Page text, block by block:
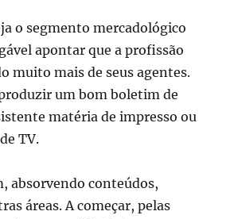
o segmento mercadológico
apontar que a profissão
muito mais de seus agentes.
um bom boletim de
matéria de impresso ou
TV.
absorvendo conteúdos,
áreas. A começar, pelas